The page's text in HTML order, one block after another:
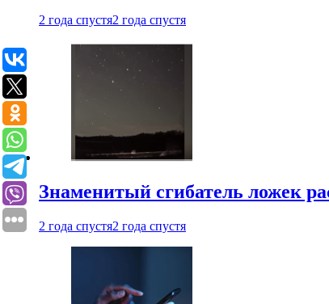
2 года спустя2 года спустя
Знаменитый сгибатель ложек
2 года спустя2 года спустя